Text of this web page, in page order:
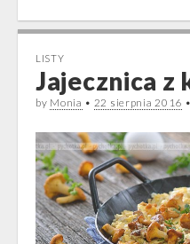
LISTY
Jajecznica z
by Monia • 22 sierpnia 2016